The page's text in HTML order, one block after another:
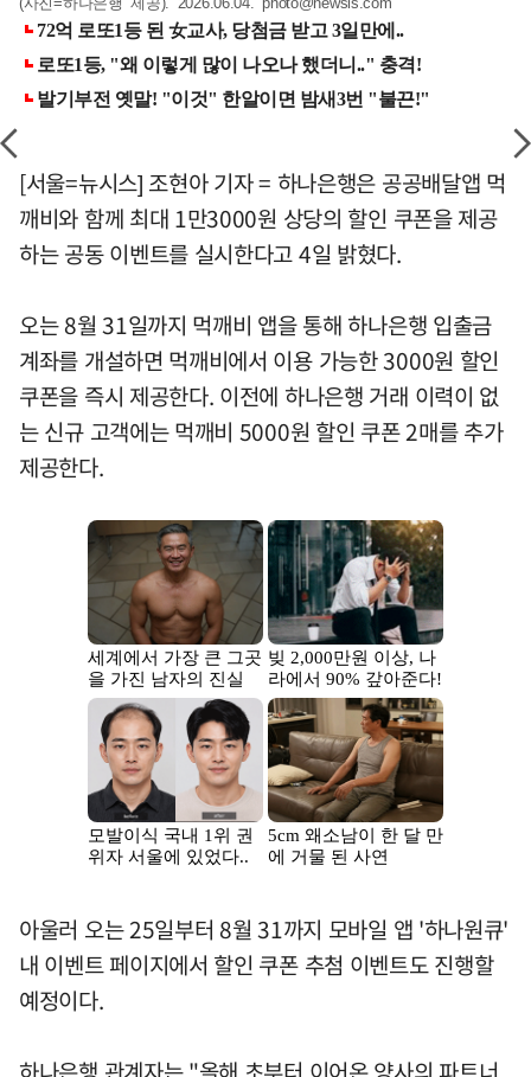
[서울=뉴시스] 조현아 기자 = 하나은행은 공공배달앱 먹
깨비와 함께 최대 1만3000원 상당의 할인 쿠폰을 제공
하는 공동 이벤트를 실시한다고 4일 밝혔다.
오는 8월 31일까지 먹깨비 앱을 통해 하나은행 입출금
계좌를 개설하면 먹깨비에서 이용 가능한 3000원 할인
쿠폰을 즉시 제공한다. 이전에 하나은행 거래 이력이 없
는 신규 고객에는 먹깨비 5000원 할인 쿠폰 2매를 추가
제공한다.
아울러 오는 25일부터 8월 31까지 모바일 앱 '하나원큐'
내 이벤트 페이지에서 할인 쿠폰 추첨 이벤트도 진행할
예정이다.